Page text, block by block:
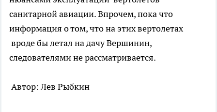
санитарной авиации. Впрочем, пока что
информация о том, что на этих вертолетах
вроде бы летал на дачу Вершинин,
следователями не рассматривается.
Автор: Лев Рыбкин